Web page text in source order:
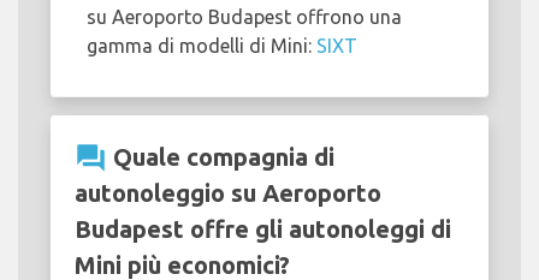
su Aeroporto Budapest offrono una
gamma di modelli di Mini: SIXT
question_answer Quale compagnia di
autonoleggio su Aeroporto
Budapest offre gli autonoleggi di
Mini più economici?